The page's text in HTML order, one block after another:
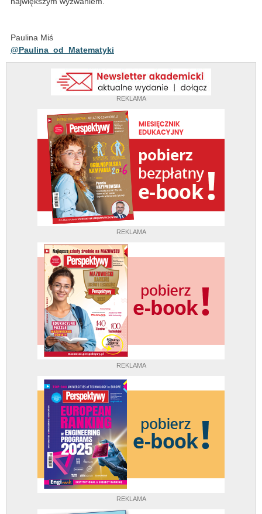
REKLAMA
REKLAMA
REKLAMA
REKLAMA
Paulina Miś
@Paulina_od_Matematyki